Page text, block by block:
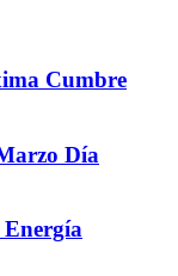
Cumbre
Día